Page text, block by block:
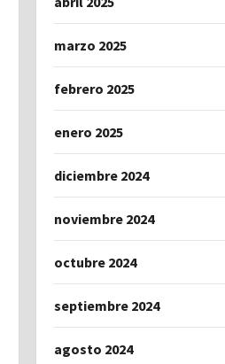
marzo 2025
febrero 2025
enero 2025
diciembre 2024
noviembre 2024
octubre 2024
septiembre 2024
agosto 2024